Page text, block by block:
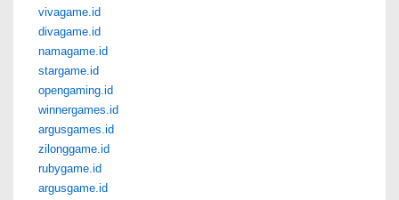
vivagame.id
divagame.id
namagame.id
stargame.id
opengaming.id
winnergames.id
argusgames.id
zilonggame.id
rubygame.id
argusgame.id